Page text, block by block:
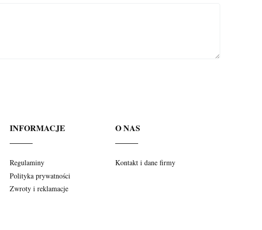
INFORMACJE
Regulaminy
Polityka prywatności
Zwroty i reklamacje
O NAS
Kontakt i dane firmy